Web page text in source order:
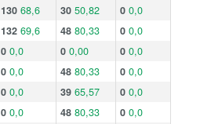
130 68,6 30 50,82 0 0,0
132 69,6 48 80,33 0 0,0
0 0,0 0 0,00 0 0,0
0 0,0 48 80,33 0 0,0
0 0,0 39 65,57 0 0,0
0 0,0 48 80,33 0 0,0